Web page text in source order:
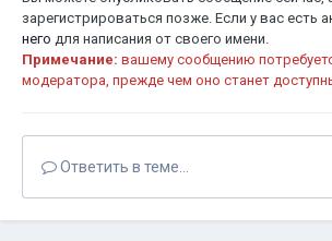
зарегистрироваться позже. Если у вас есть
него для написания от своего имени.
Примечание: вашему сообщению
модератора, прежде чем оно станет
Ответить в теме...